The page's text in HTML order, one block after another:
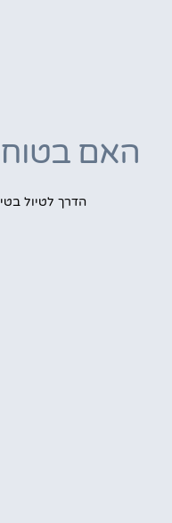
האם בטוח
הדרך לטיול